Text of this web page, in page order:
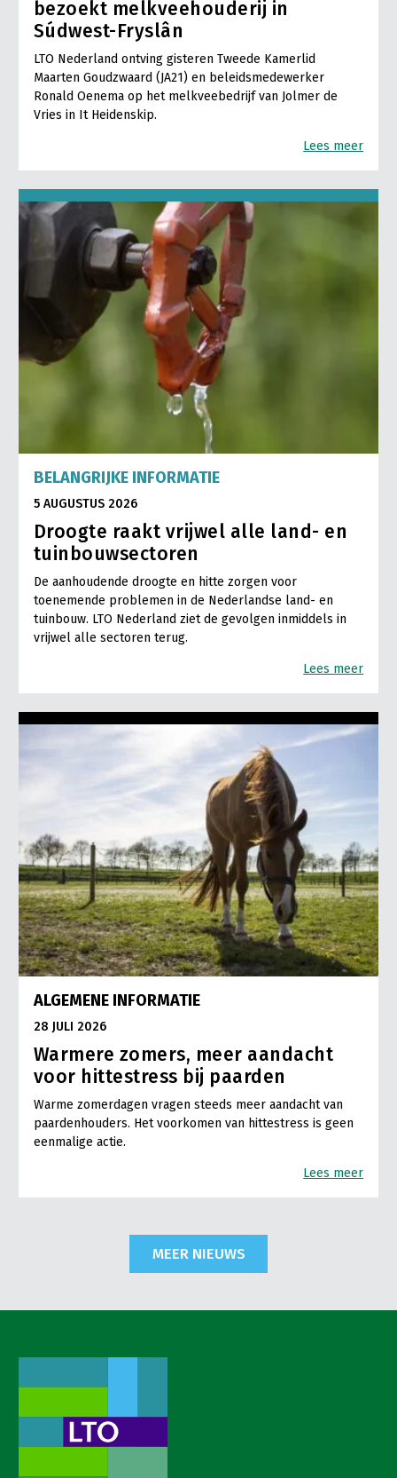
bezoekt melkveehouderij in
Súdwest-Fryslân
LTO Nederland ontving gisteren Tweede Kamerlid
Maarten Goudzwaard (JA21) en beleidsmedewerker
Ronald Oenema op het melkveebedrijf van Jolmer de
Vries in It Heidenskip.
Lees meer
BELANGRIJKE INFORMATIE
5 AUGUSTUS 2026
Droogte raakt vrijwel alle land- en
tuinbouwsectoren
De aanhoudende droogte en hitte zorgen voor
toenemende problemen in de Nederlandse land- en
tuinbouw. LTO Nederland ziet de gevolgen inmiddels in
vrijwel alle sectoren terug.
Lees meer
ALGEMENE INFORMATIE
28 JULI 2026
Warmere zomers, meer aandacht
voor hittestress bij paarden
Warme zomerdagen vragen steeds meer aandacht van
paardenhouders. Het voorkomen van hittestress is geen
eenmalige actie.
Lees meer
MEER NIEUWS